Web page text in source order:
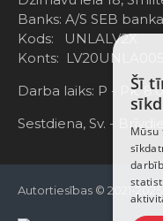
Banks: A/S SEB
Kods: UNLALV2X
Konts:
Darba laiks: P - Pk.
Sestdiena, Sv. -
Autortiesības © 2021-
Šī
Mūsu